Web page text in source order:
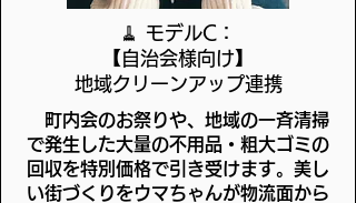
🧹 モデルC：
【自治会様向け】
地域クリーンアップ連携
町内会のお祭りや、地域の一斉清掃
で発生した大量の不用品・粗大ゴミの
回収を特別価格で引き受けます。美し
い街づくりをウマちゃんが物流面から